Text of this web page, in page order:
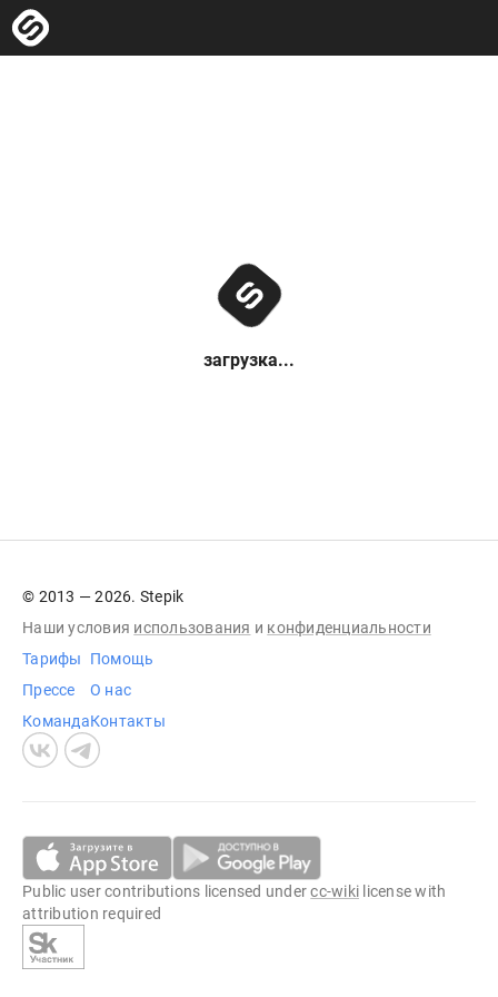
загрузка...
© 2013 — 2026. Stepik
Наши условия использования и конфиденциальности
Тарифы
Прессе
Команда
Помощь
О нас
Контакты
Public user contributions licensed undercc-wiki license with
attribution required